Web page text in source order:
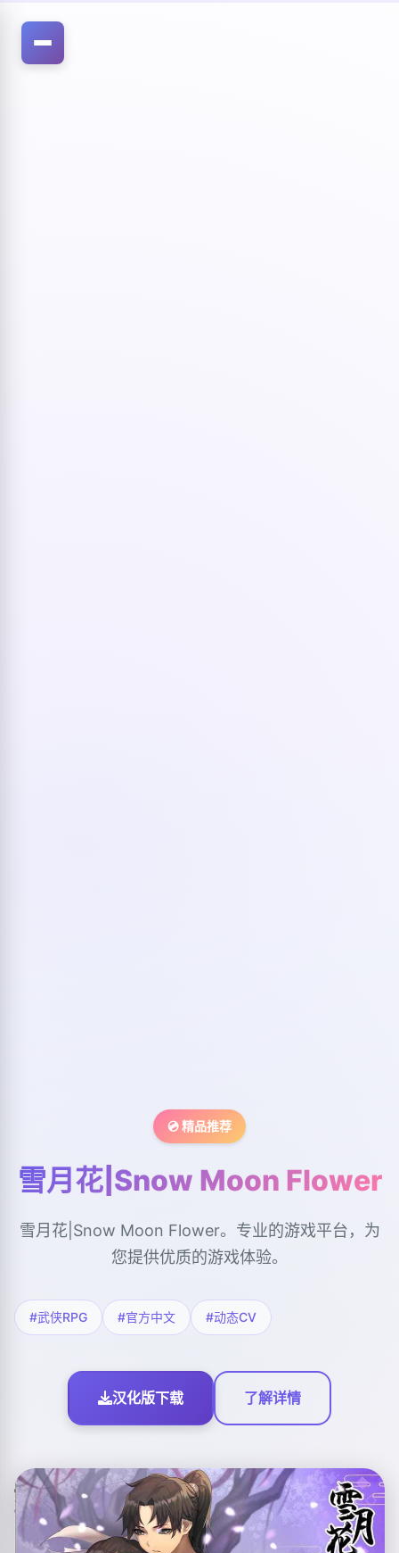
💿 精品推荐
雪月花|Snow Moon Flower
雪月花|Snow Moon Flower。专业的游戏平台，为
您提供优质的游戏体验。
#武侠RPG #官方中文 #动态CV
汉化版下载 了解详情